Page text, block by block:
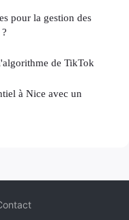
pour la gestion des
de TikTok
à Nice avec un